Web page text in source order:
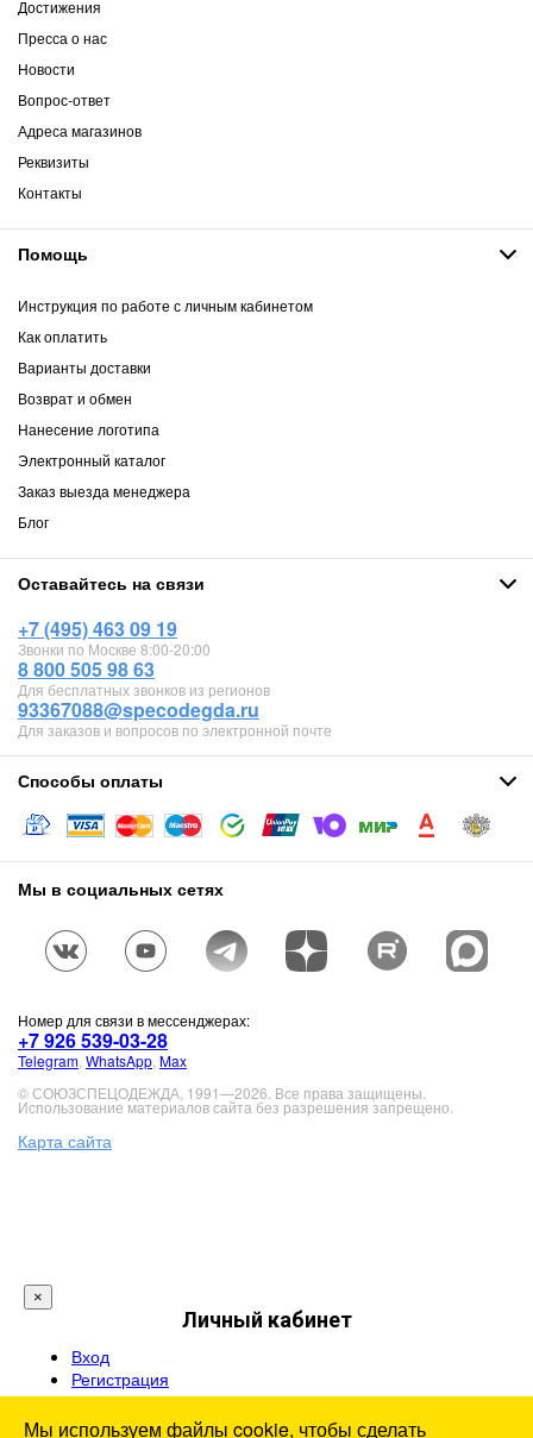
Достижения
Пресса о нас
Новости
Вопрос-ответ
Адреса магазинов
Реквизиты
Контакты
Помощь
Инструкция по работе с личным кабинетом
Как оплатить
Варианты доставки
Возврат и обмен
Нанесение логотипа
Электронный каталог
Заказ выезда менеджера
Блог
Оставайтесь на связи
+7 (495) 463 09 19
Звонки по Москве 8:00-20:00
8 800 505 98 63
Для бесплатных звонков из регионов
93367088@specodegda.ru
Для заказов и вопросов по электронной почте
Способы оплаты
Мы в социальных сетях
Номер для связи в мессенджерах:
+7 926 539-03-28
Telegram WhatsApp Max
© СОЮЗСПЕЦОДЕЖДА, 1991—2026. Все права защищены.
Использование материалов сайта без разрешения запрещено.
Карта сайта
×
Личный кабинет
Вход
Регистрация
Мы используем файлы cookie, чтобы сделать